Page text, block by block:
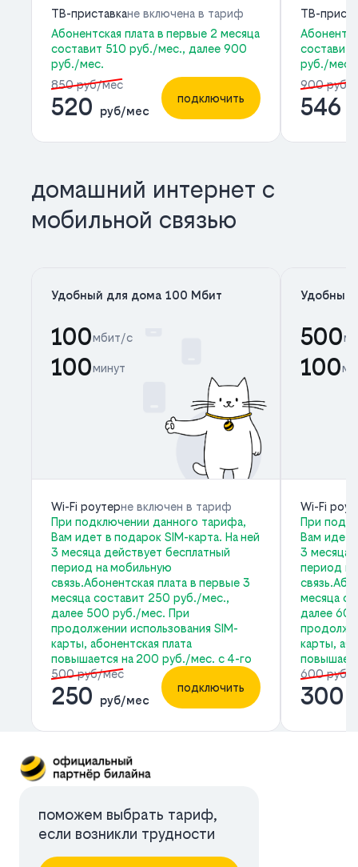
ТВ-приставкане включена в тариф
Абонентская плата в первые 2 месяца
составит 510 руб./мес., далее 900
руб./мес.
850 руб/мес
520 руб/мес
подключить
ТВ-
составит
руб./мес.
900 руб/
546
домашний интернет с
мобильной связью
Удобный для дома 100 Мбит
100мбит/с
100минут
Wi-Fi роутерне включен в тариф
При подключении данного тарифа,
Вам идет в подарок SIM-карта. На ней
3 месяца действует бесплатный
период на мобильную
связь.Абонентская плата в первые 3
месяца составит 250 руб./мес.,
далее 500 руб./мес. При
продолжении использования SIM-
карты, абонентская плата
повышается на 200 руб./мес. с 4-го
500 руб/мес
250 руб/мес
подключить
Удобный
500
100
Wi-Fi
При
Вам идет
3 месяца
период
месяца
далее
карты,
600 руб/
300
поможем выбрать тариф,
если возникли трудности